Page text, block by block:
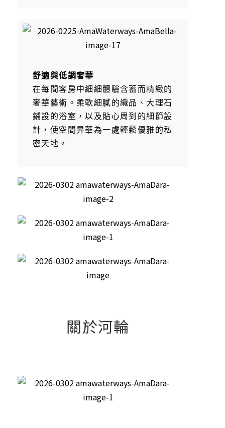
舒適與低調奢華
在每間客房中細細體驗含蓄而精緻的
奢華藝術。柔軟細膩的織品、大理石
鋪設的浴室，以及貼心周到的細節設
計，使空間昇華為一處輕鬆優雅的私
密天地。
關於河輪